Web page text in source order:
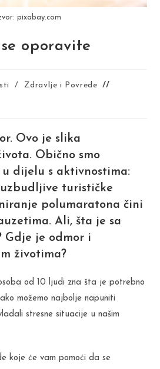
pixabay.com
oporavite
/
Zdravlje i Povrede
Ovo je slika
Obično smo
dijelu s aktivnostima:
uzbudljive turističke
polumaratona čini
Ali, šta je sa
Gdje je odmor i
životima?
od 10 ljudi zna šta je potrebno
možemo najbolje napuniti
stresne situacije u našim
koje će vam pomoći da se